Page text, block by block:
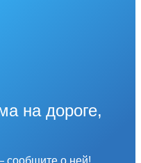
на дороге,
сообщите о ней!